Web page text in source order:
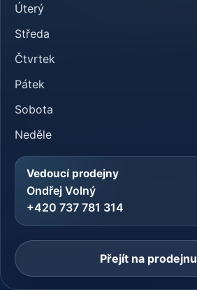
Úterý
Středa
Čtvrtek
Pátek
Sobota
Neděle
Vedoucí prodejny
Ondřej Volný
+420 737 781 314
Přejít na prodejnu